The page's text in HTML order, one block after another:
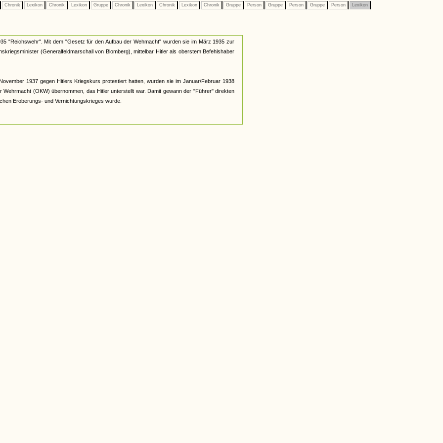
Chronik Lexikon Chronik Lexikon Gruppe Chronik Lexikon Chronik Lexikon Chronik Gruppe Person Gruppe Person Gruppe Person Lexikon
"Reichswehr". Mit dem "Gesetz für den Aufbau der Wehmacht" wurden sie im März 1935 zur
(Generalfeldmarschall von Blomberg), mittelbar Hitler als oberstem Befehlshaber
1937 gegen Hitlers Kriegskurs protestiert hatten, wurden sie im Januar/Februar 1938
(OKW) übernommen, das Hitler unterstellt war. Damit gewann der "Führer" direkten
Eroberungs- und Vernichtungskrieges wurde.